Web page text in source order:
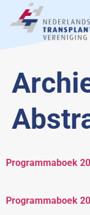
Programmaboek
Programmaboek